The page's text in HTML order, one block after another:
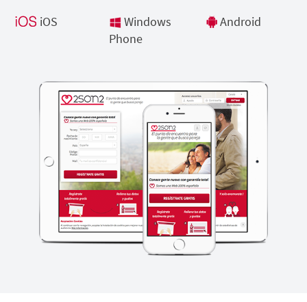
iOS
Windows
Phone
Android